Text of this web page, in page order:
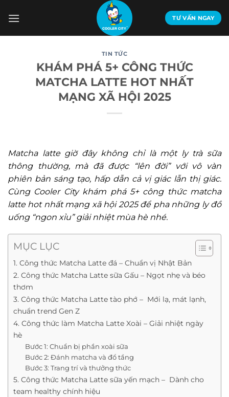
qua
TƯ VẤN NGAY
TIN TỨC
KHÁM PHÁ 5+ CÔNG THỨC
MATCHA LATTE HOT NHẤT
MẠNG XÃ HỘI 2025
Matcha latte giờ đây không chỉ là một ly trà sữa
thông thường, mà đã được “lên đời” với vô vàn
phiên bản sáng tạo, hấp dẫn cả vị giác lẫn thị giác.
Cùng Cooler City khám phá 5+ công thức matcha
latte hot nhất mạng xã hội 2025 để pha những ly đồ
uống “ngon xỉu” giải nhiệt mùa hè nhé.
MỤC LỤC
1. Công thức Matcha Latte đá – Chuẩn vị Nhật Bản
2. Công thức Matcha Latte sữa Gấu – Ngọt nhẹ và béo
thơm
3. Công thức Matcha Latte tào phớ – Mới lạ, mát lạnh,
chuẩn trend Gen Z
4. Công thức làm Matcha Latte Xoài – Giải nhiệt ngày
hè
Bước 1: Chuẩn bị phần xoài sữa
Bước 2: Đánh matcha và đổ tầng
Bước 3: Trang trí và thưởng thức
5. Công thức Matcha Latte sữa yến mạch – Dành cho
team healthy chính hiệu